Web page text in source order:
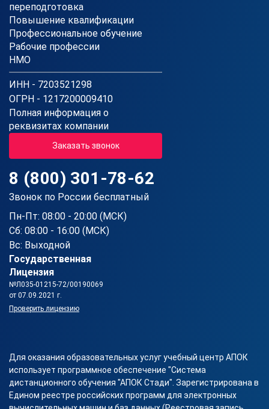
переподготовка
Повышение квалификации
Профессиональное обучение
Рабочие профессии
НМО
ИНН - 7203521298
ОГРН - 1217200009410
Полная информация о
реквизитах компании
Заказать звонок
8 (800) 301-78-62
Звонок по России бесплатный
Пн-Пт: 08:00 - 20:00 (МСК)
Сб: 08:00 - 16:00 (МСК)
Вс: Выходной
Государственная
Лицензия
№Л035-01215-72/00190069
от 07.09.2021 г.
Проверить лицензию
Для оказания образовательных услуг учебный центр АПОК
использует программное обеспечение "Система
дистанционного обучения "АПОК Стади". Зарегистрирована в
Едином реестре российских программ для электронных